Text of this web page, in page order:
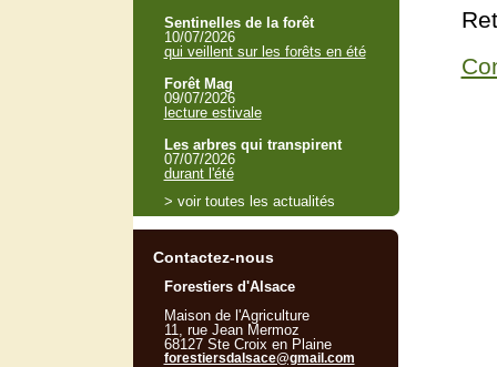
Sentinelles de la forêt
10/07/2026
qui veillent sur les forêts en été
Forêt Mag
09/07/2026
lecture estivale
Les arbres qui transpirent
07/07/2026
durant l'été
> voir toutes les actualités
Contactez-nous
Forestiers d'Alsace
Maison de l'Agriculture
11, rue Jean Mermoz
68127 Ste Croix en Plaine
forestiersdalsace@gmail.com